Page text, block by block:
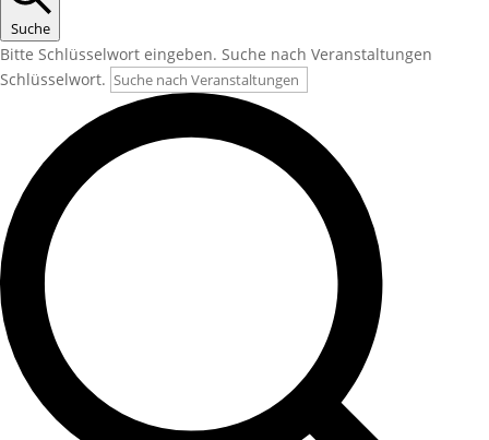
Suche
Bitte Schlüsselwort eingeben. Suche nach Veranstaltungen
Schlüsselwort.